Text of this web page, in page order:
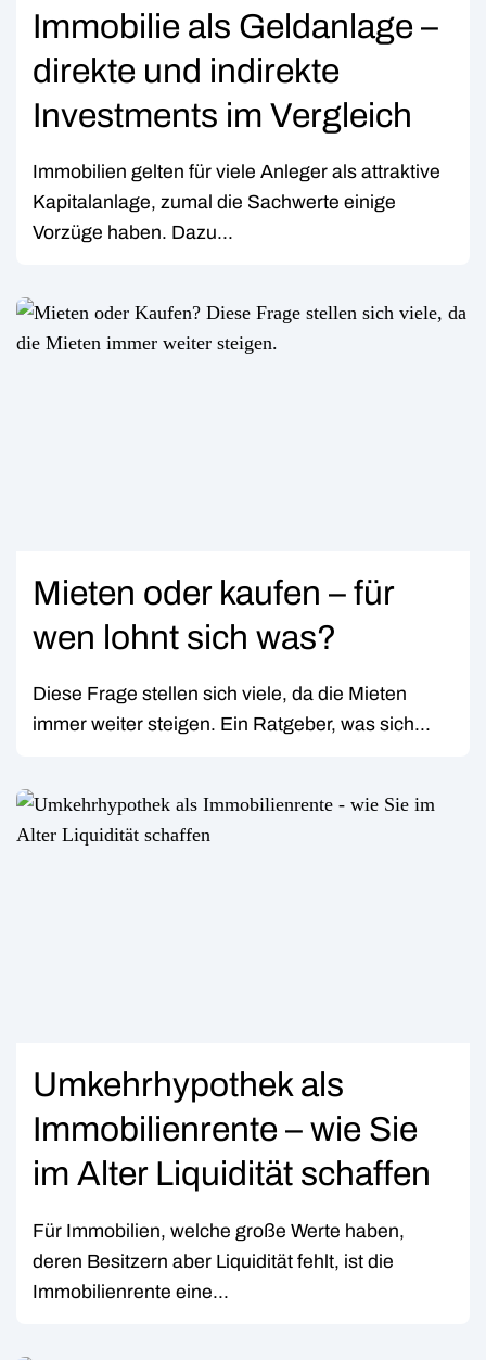
Immobilie als Geldanlage –
direkte und indirekte
Investments im Vergleich
Immobilien gelten für viele Anleger als attraktive
Kapitalanlage, zumal die Sachwerte einige
Vorzüge haben. Dazu...
Mieten oder kaufen – für
wen lohnt sich was?
Diese Frage stellen sich viele, da die Mieten
immer weiter steigen. Ein Ratgeber, was sich...
Umkehrhypothek als
Immobilienrente – wie Sie
im Alter Liquidität schaffen
Für Immobilien, welche große Werte haben,
deren Besitzern aber Liquidität fehlt, ist die
Immobilienrente eine...